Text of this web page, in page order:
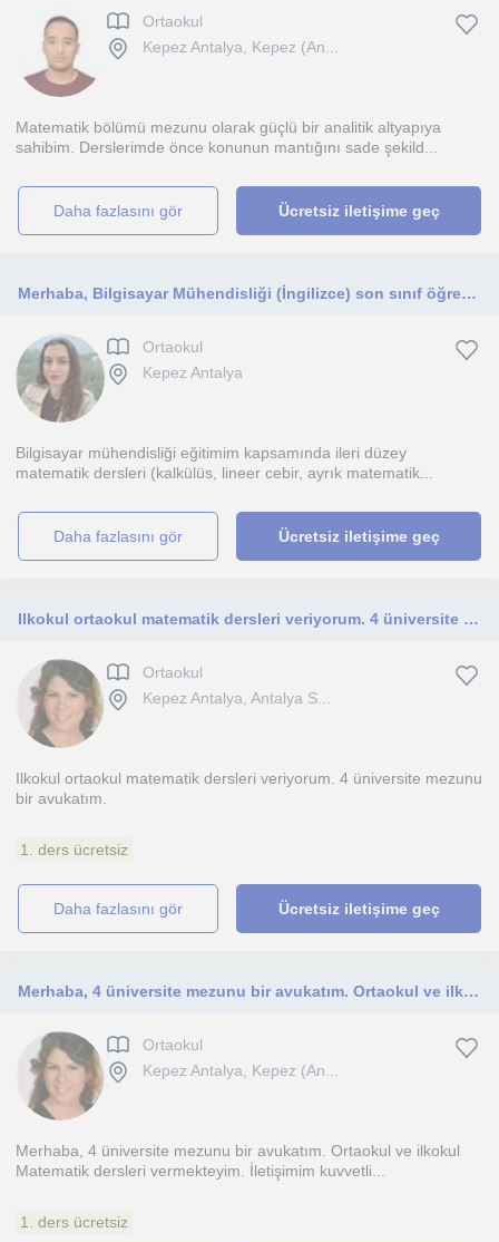
Ortaokul
Kepez Antalya, Kepez (An...
Matematik bölümü mezunu olarak güçlü bir analitik altyapıya
sahibim. Derslerimde önce konunun mantığını sade şekild...
daha fazlasını gör Ücretsiz iletişime geç
Merhaba, Bilgisayar Mühendisliği (İngilizce) son sınıf öğrencisiyim. Matematiği anlaşılır ve sade bir şekilde anlatmayı seviyorum.
Ortaokul
Kepez Antalya
Bilgisayar mühendisliği eğitimim kapsamında ileri düzey
matematik dersleri (kalkülüs, lineer cebir, ayrık matematik...
daha fazlasını gör Ücretsiz iletişime geç
Ilkokul ortaokul matematik dersleri veriyorum. 4 üniversite mezunu bir avukatım
Ortaokul
Kepez Antalya, Antalya S...
Ilkokul ortaokul matematik dersleri veriyorum. 4 üniversite mezunu
bir avukatım.
1. ders ücretsiz
daha fazlasını gör Ücretsiz iletişime geç
Merhaba, 4 üniversite mezunu bir avukatım. Ortaokul ve ilkokul Matematik dersleri vermekteyim. İletişimim kuvvetlidir
Ortaokul
Kepez Antalya, Kepez (An...
Merhaba, 4 üniversite mezunu bir avukatım. Ortaokul ve ilkokul
Matematik dersleri vermekteyim. İletişimim kuvvetli...
1. ders ücretsiz